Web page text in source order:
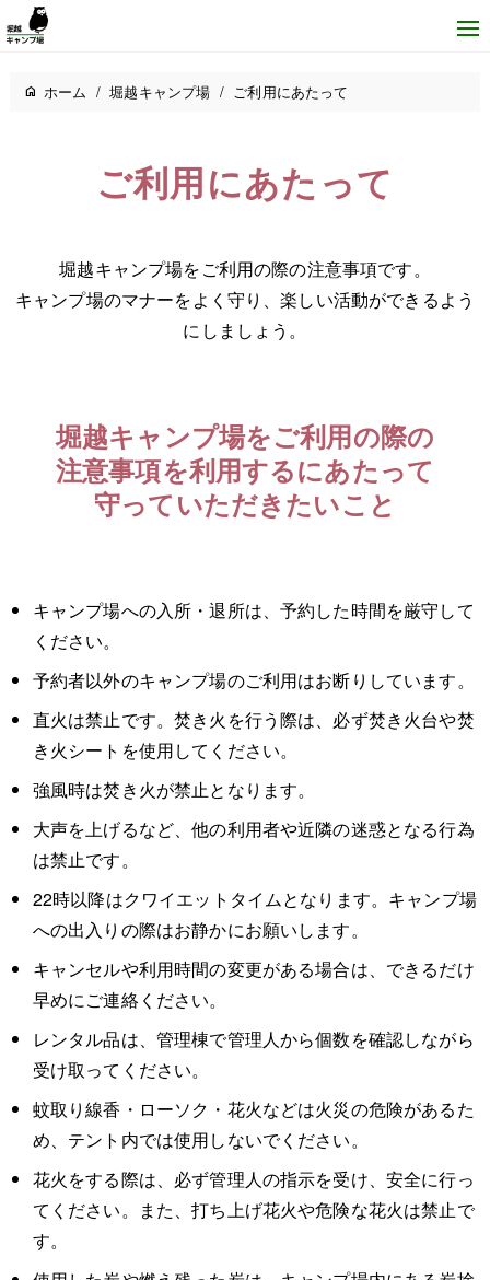
ホーム /堀越キャンプ場 / ご利用にあたって
ご利用にあたって
堀越キャンプ場をご利用の際の注意事項です。
キャンプ場のマナーをよく守り、楽しい活動ができるよう
にしましょう。
堀越キャンプ場をご利用の際の
注意事項を利用するにあたって
守っていただきたいこと
キャンプ場への入所・退所は、予約した時間を厳守して
ください。
予約者以外のキャンプ場のご利用はお断りしています。
直火は禁止です。焚き火を行う際は、必ず焚き火台や焚
き火シートを使用してください。
強風時は焚き火が禁止となります。
大声を上げるなど、他の利用者や近隣の迷惑となる行為
は禁止です。
22時以降はクワイエットタイムとなります。キャンプ場
への出入りの際はお静かにお願いします。
キャンセルや利用時間の変更がある場合は、できるだけ
早めにご連絡ください。
レンタル品は、管理棟で管理人から個数を確認しながら
受け取ってください。
蚊取り線香・ローソク・花火などは火災の危険があるた
め、テント内では使用しないでください。
花火をする際は、必ず管理人の指示を受け、安全に行っ
てください。また、打ち上げ花火や危険な花火は禁止で
す。